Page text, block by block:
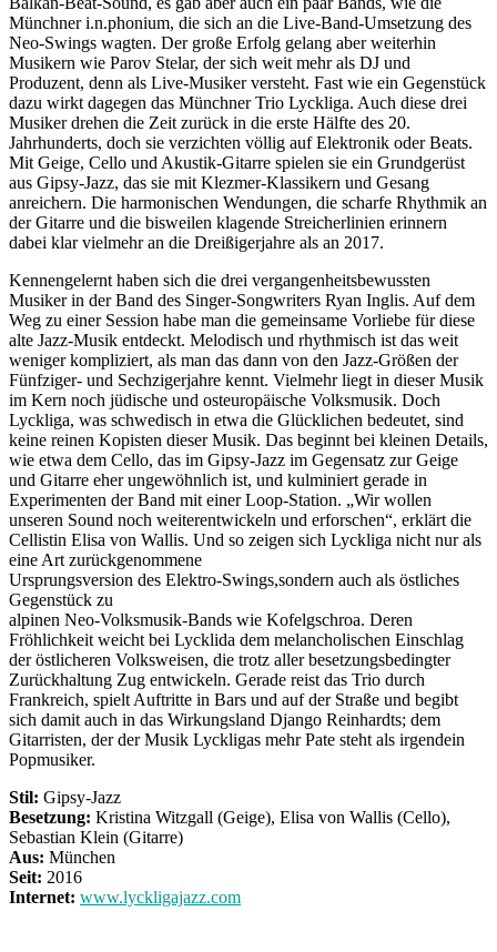
Münchner i.n.phonium, die sich an die Live-Band-Umsetzung des
Neo-Swings wagten. Der große Erfolg gelang aber weiterhin
Musikern wie Parov Stelar, der sich weit mehr als DJ und
Produzent, denn als Live-Musiker versteht. Fast wie ein Gegenstück
dazu wirkt dagegen das Münchner Trio Lyckliga. Auch diese drei
Musiker drehen die Zeit zurück in die erste Hälfte des 20.
Jahrhunderts, doch sie verzichten völlig auf Elektronik oder Beats.
Mit Geige, Cello und Akustik-Gitarre spielen sie ein Grundgerüst
aus Gipsy-Jazz, das sie mit Klezmer-Klassikern und Gesang
anreichern. Die harmonischen Wendungen, die scharfe Rhythmik an
der Gitarre und die bisweilen klagende Streicherlinien erinnern
dabei klar vielmehr an die Dreißigerjahre als an 2017.
Kennengelernt haben sich die drei vergangenheitsbewussten
Musiker in der Band des Singer-Songwriters Ryan Inglis. Auf dem
Weg zu einer Session habe man die gemeinsame Vorliebe für diese
alte Jazz-Musik entdeckt. Melodisch und rhythmisch ist das weit
weniger kompliziert, als man das dann von den Jazz-Größen der
Fünfziger- und Sechzigerjahre kennt. Vielmehr liegt in dieser Musik
im Kern noch jüdische und osteuropäische Volksmusik. Doch
Lyckliga, was schwedisch in etwa die Glücklichen bedeutet, sind
keine reinen Kopisten dieser Musik. Das beginnt bei kleinen Details,
wie etwa dem Cello, das im Gipsy-Jazz im Gegensatz zur Geige
und Gitarre eher ungewöhnlich ist, und kulminiert gerade in
Experimenten der Band mit einer Loop-Station. „Wir wollen
unseren Sound noch weiterentwickeln und erforschen“, erklärt die
Cellistin Elisa von Wallis. Und so zeigen sich Lyckliga nicht nur als
eine Art zurückgenommene
Ursprungsversion des Elektro-Swings,sondern auch als östliches
Gegenstück zu
alpinen Neo-Volksmusik-Bands wie Kofelgschroa. Deren
Fröhlichkeit weicht bei Lycklida dem melancholischen Einschlag
der östlicheren Volksweisen, die trotz aller besetzungsbedingter
Zurückhaltung Zug entwickeln. Gerade reist das Trio durch
Frankreich, spielt Auftritte in Bars und auf der Straße und begibt
sich damit auch in das Wirkungsland Django Reinhardts; dem
Gitarristen, der der Musik Lyckligas mehr Pate steht als irgendein
Popmusiker.
Stil: Gipsy-Jazz
Besetzung: Kristina Witzgall (Geige), Elisa von Wallis (Cello),
Sebastian Klein (Gitarre)
Aus: München
Seit: 2016
Internet: www.lyckligajazz.com